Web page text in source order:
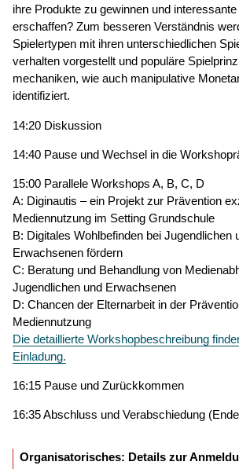
ihre Produkte zu gewinnen und
erschaffen? Zum besseren Verständnis
Spielertypen mit ihren unterschiedlichen
verhalten vorgestellt und populäre
mechaniken, wie auch manipulative
identifiziert.
14:20 Diskussion
14:40 Pause und Wechsel in die
15:00 Parallele Workshops A, B, C, D
A: Diginautis – ein Projekt zur Prävention
Mediennutzung im Setting Grundschule
B: Digitales Wohlbefinden bei Jugendlichen
Erwachsenen fördern
C: Beratung und Behandlung von
Jugendlichen und Erwachsenen
D: Chancen der Elternarbeit in der
Mediennutzung
Die detaillierte Workshopbeschreibung
Einladung.
16:15 Pause und Zurückkommen
16:35 Abschluss und Verabschiedung
Organisatorisches: Details zur